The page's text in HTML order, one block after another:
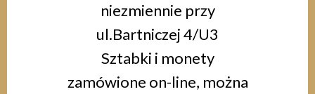
niezmiennie przy
ul.Bartniczej 4/U3
Sztabki i monety
zamówione on-line, można